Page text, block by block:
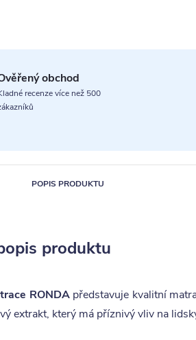
obchod
recenze více než 500
POPIS PRODUKTU
produktu
RONDA představuje kvalitní
extrakt, který má příznivý vliv na